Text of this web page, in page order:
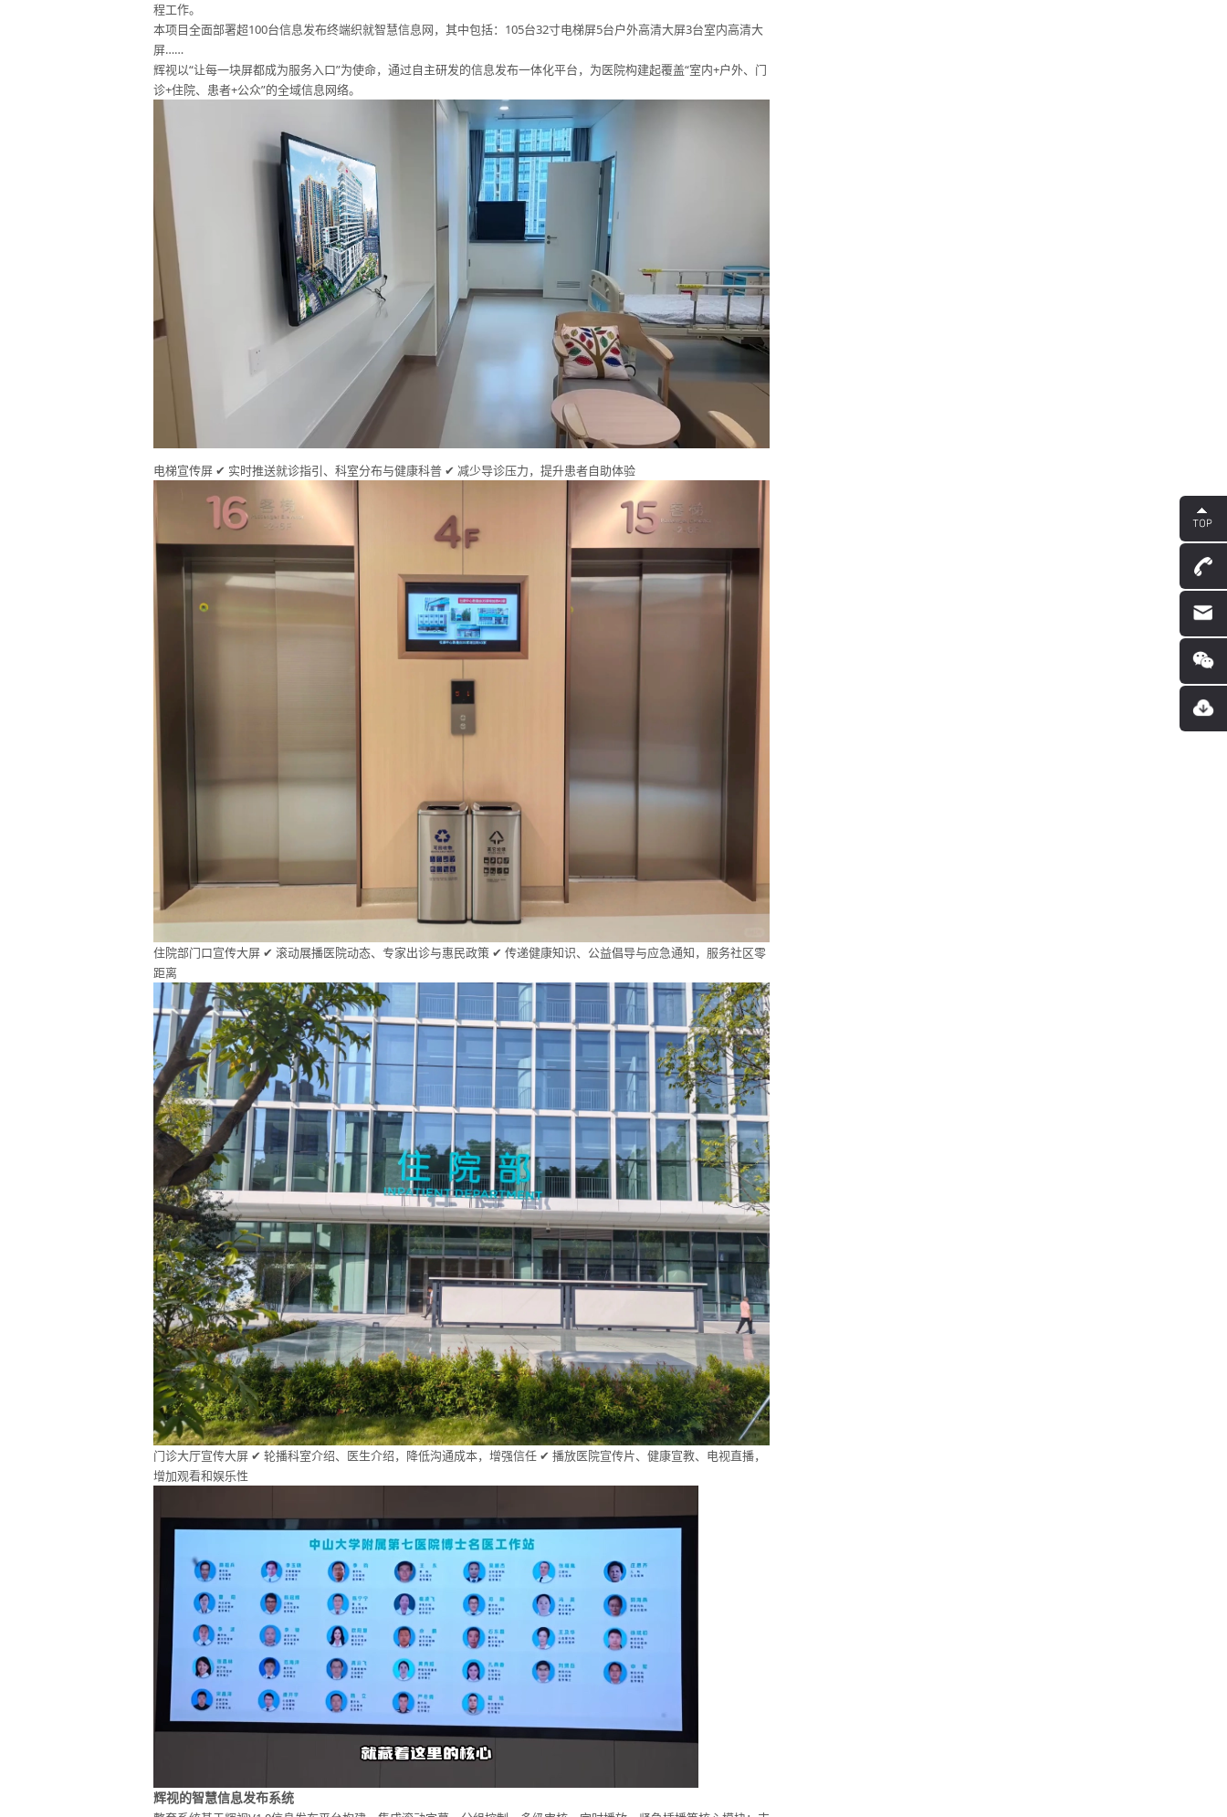
程工作。
本项目全面部署超100台信息发布终端织就智慧信息网，其中包括：105台32寸电梯屏5台户外高清大屏3台室内高清大
屏……
辉视以“让每一块屏都成为服务入口”为使命，通过自主研发的信息发布一体化平台，为医院构建起覆盖“室内+户外、门
诊+住院、患者+公众”的全域信息网络。
电梯宣传屏 ✔ 实时推送就诊指引、科室分布与健康科普 ✔ 减少导诊压力，提升患者自助体验
住院部门口宣传大屏 ✔ 滚动展播医院动态、专家出诊与惠民政策 ✔ 传递健康知识、公益倡导与应急通知，服务社区零
距离
门诊大厅宣传大屏 ✔ 轮播科室介绍、医生介绍，降低沟通成本，增强信任 ✔ 播放医院宣传片、健康宣教、电视直播，
增加观看和娱乐性
辉视的智慧信息发布系统